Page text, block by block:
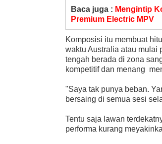
Baca juga : Mengintip
Premium Electric MPV
Komposisi itu membuat
waktu Australia atau mulai
tengah berada di zona
kompetitif dan menang
"Saya tak punya beban.
bersaing di semua sesi
Tentu saja lawan
performa kurang